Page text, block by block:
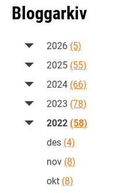
Bloggarkiv
2026 (5)
2025 (55)
2024 (66)
2023 (78)
2022 (58)
des (4)
nov (8)
okt (8)